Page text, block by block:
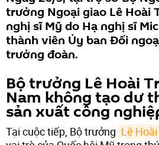
trưởng Ngoại giao Lê Hoài
nghị sĩ Mỹ do Hạ nghị sĩ
thành viên Ủy ban Đối
trưởng đoàn.
Bộ trưởng Lê Hoài
Nam không tạo dư
sản xuất công
Tại cuộc tiếp, Bộ trưởng Lê